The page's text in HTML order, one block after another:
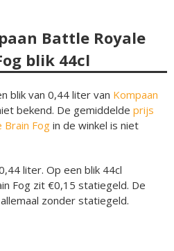
Battle Royale
blik 44cl
blik van 0,44 liter van Kompaan
bekend. De gemiddelde prijs
Brain Fog in de winkel is niet
liter. Op een blik 44cl
Fog zit €0,15 statiegeld. De
zonder statiegeld.